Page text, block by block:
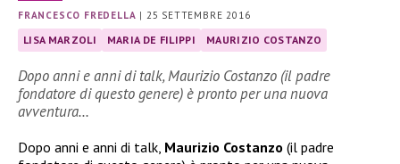
FRANCESCO FREDELLA | 25 SETTEMBRE 2016
LISA MARZOLI MARIA DE FILIPPI MAURIZIO COSTANZO
Dopo anni e anni di talk, Maurizio Costanzo (il padre
fondatore di questo genere) è pronto per una nuova
avventura…
Dopo anni e anni di talk, Maurizio Costanzo (il padre